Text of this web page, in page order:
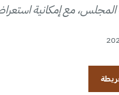
مع إمكانية